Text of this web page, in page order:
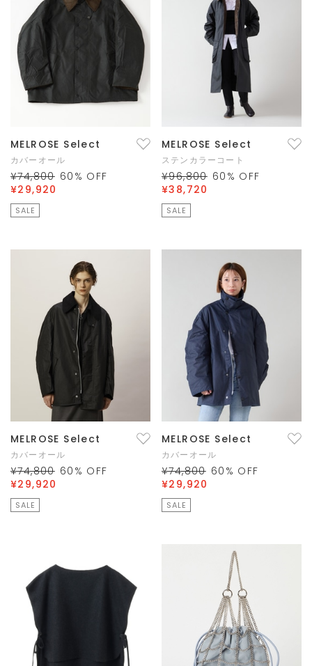
MELROSE Select
カバーオール
¥74,800 60 % OFF
¥29,920
SALE
MELROSE Select
ステンカラーコート
¥96,800 60 % OFF
¥38,720
SALE
MELROSE Select
カバーオール
¥74,800 60 % OFF
¥29,920
SALE
MELROSE Select
カバーオール
¥74,800 60 % OFF
¥29,920
SALE